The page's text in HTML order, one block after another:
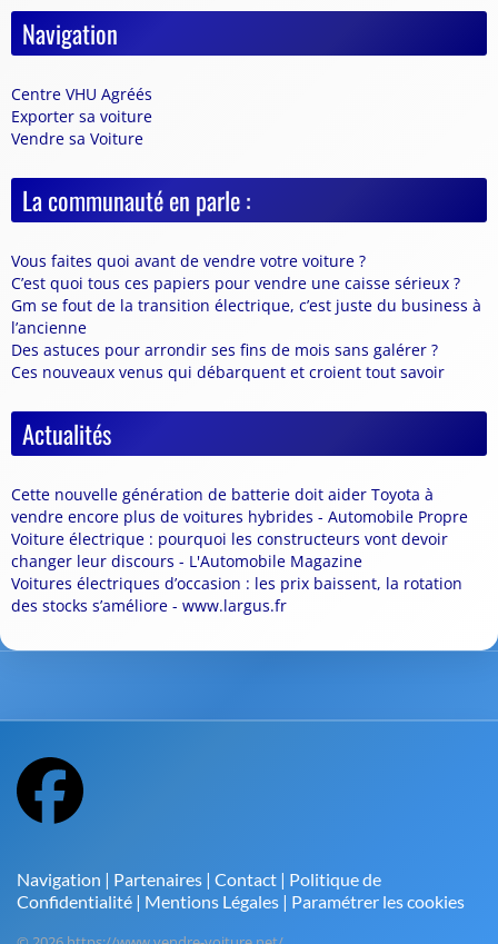
Navigation
Centre VHU Agréés
Exporter sa voiture
Vendre sa Voiture
La communauté en parle :
Vous faites quoi avant de vendre votre voiture ?
C’est quoi tous ces papiers pour vendre une caisse sérieux ?
Gm se fout de la transition électrique, c’est juste du business à
l’ancienne
Des astuces pour arrondir ses fins de mois sans galérer ?
Ces nouveaux venus qui débarquent et croient tout savoir
Actualités
Cette nouvelle génération de batterie doit aider Toyota à
vendre encore plus de voitures hybrides - Automobile Propre
Voiture électrique : pourquoi les constructeurs vont devoir
changer leur discours - L'Automobile Magazine
Voitures électriques d’occasion : les prix baissent, la rotation
des stocks s’améliore - www.largus.fr
Navigation | Partenaires | Contact | Politique de
Confidentialité | Mentions Légales | Paramétrer les cookies